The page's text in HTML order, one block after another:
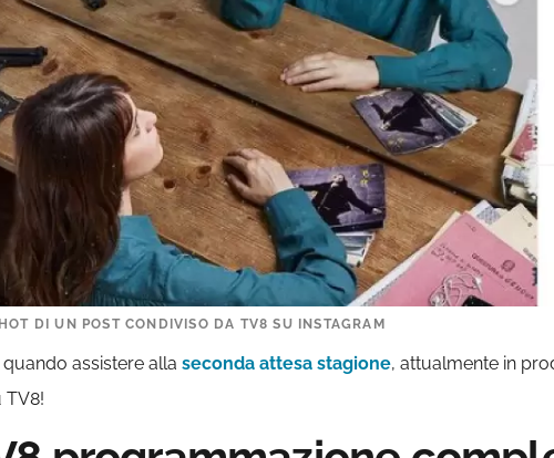
DI UN POST CONDIVISO DA TV8 SU INSTAGRAM
assistere alla seconda attesa stagione, attualmente in
TV8!